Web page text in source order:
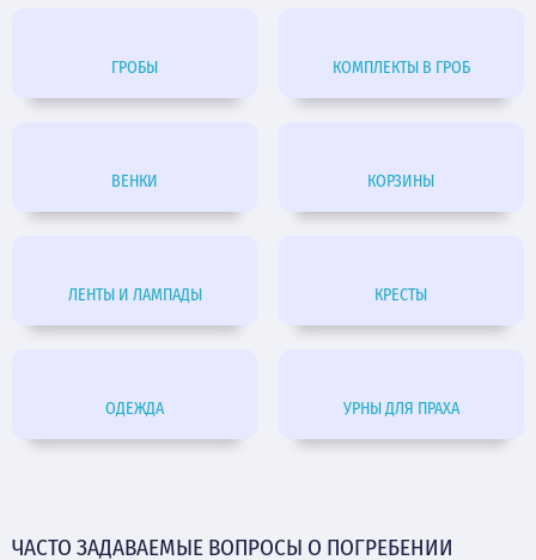
ГРОБЫ КОМПЛЕКТЫ В ГРОБ
ВЕНКИ КОРЗИНЫ
ЛЕНТЫ И ЛАМПАДЫ КРЕСТЫ
ОДЕЖДА УРНЫ ДЛЯ ПРАХА
ЧАСТО ЗАДАВАЕМЫЕ ВОПРОСЫ О ПОГРЕБЕНИИ